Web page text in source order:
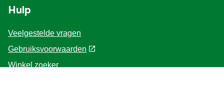
Hulp
Veelgestelde vragen
Gebruiksvoorwaarden
Winkel zoeker